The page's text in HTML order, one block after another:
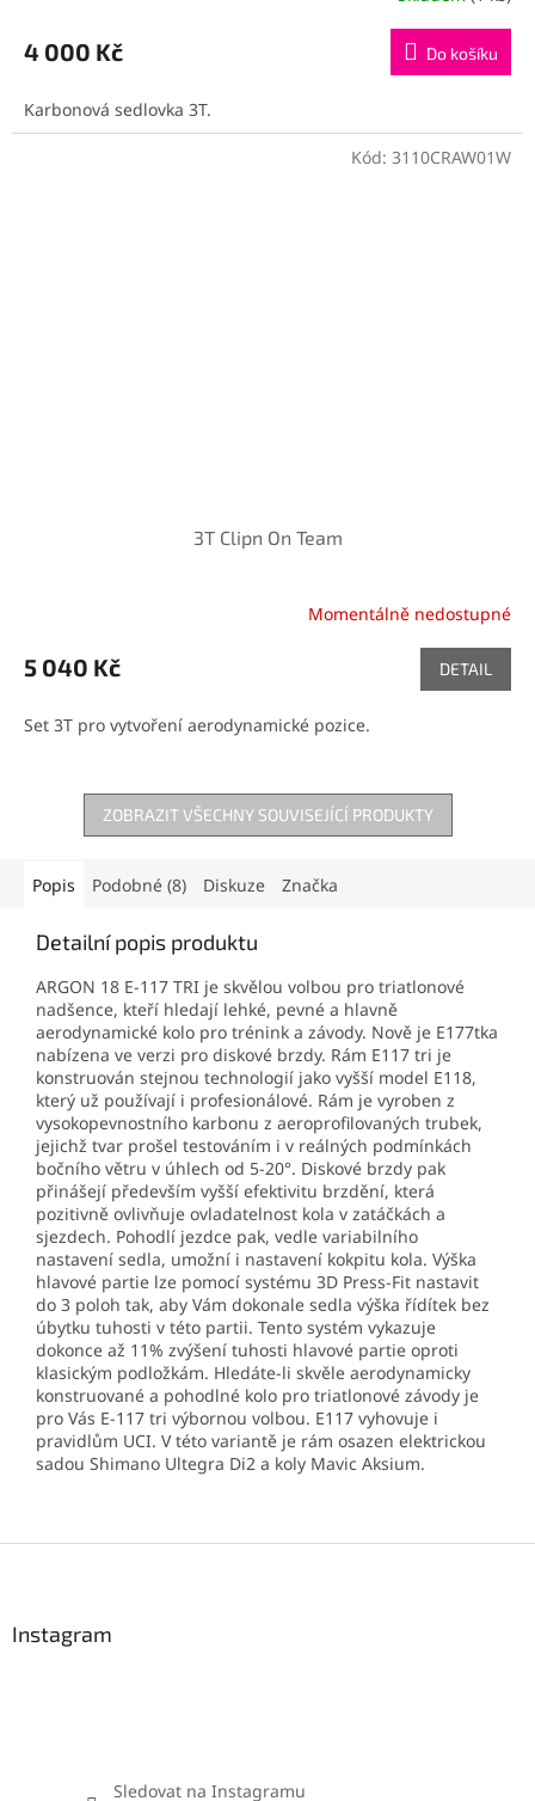
4 000 Kč Do košíku
Karbonová sedlovka 3T.
3T Clipn On Team
Momentálně nedostupné
5 040 Kč DETAIL
Set 3T pro vytvoření aerodynamické pozice.
Kód: 3110CRAW01W
ZOBRAZIT VŠECHNY SOUVISEJÍCÍ PRODUKTY
Popis Podobné (8) Diskuze Značka
Detailní popis produktu
ARGON 18 E-117 TRI je skvělou volbou pro triatlonové
nadšence, kteří hledají lehké, pevné a hlavně
aerodynamické kolo pro trénink a závody. Nově je E177tka
nabízena ve verzi pro diskové brzdy. Rám E117 tri je
konstruován stejnou technologií jako vyšší model E118,
který už používají i profesionálové. Rám je vyroben z
vysokopevnostního karbonu z aeroprofilovaných trubek,
jejichž tvar prošel testováním i v reálných podmínkách
bočního větru v úhlech od 5-20°. Diskové brzdy pak
přinášejí především vyšší efektivitu brzdění, která
pozitivně ovlivňuje ovladatelnost kola v zatáčkách a
sjezdech. Pohodlí jezdce pak, vedle variabilního
nastavení sedla, umožní i nastavení kokpitu kola. Výška
hlavové partie lze pomocí systému 3D Press-Fit nastavit
do 3 poloh tak, aby Vám dokonale sedla výška řídítek bez
úbytku tuhosti v této partii. Tento systém vykazuje
dokonce až 11% zvýšení tuhosti hlavové partie oproti
klasickým podložkám. Hledáte-li skvěle aerodynamicky
konstruované a pohodlné kolo pro triatlonové závody je
pro Vás E-117 tri výbornou volbou. E117 vyhovuje i
pravidlům UCI. V této variantě je rám osazen elektrickou
sadou Shimano Ultegra Di2 a koly Mavic Aksium.
Instagram
Sledovat na Instagramu